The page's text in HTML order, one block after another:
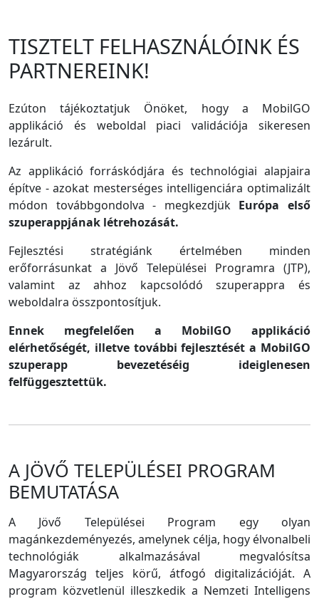
TISZTELT FELHASZNÁLÓINK ÉS
PARTNEREINK!
Ezúton tájékoztatjuk Önöket, hogy a MobilGO
applikáció és weboldal piaci validációja sikeresen
lezárult.
Az applikáció forráskódjára és technológiai alapjaira
építve - azokat mesterséges intelligenciára optimalizált
módon továbbgondolva - megkezdjük Európa első
szuperappjának létrehozását.
Fejlesztési stratégiánk értelmében minden
erőforrásunkat a Jövő Települései Programra (JTP),
valamint az ahhoz kapcsolódó szuperappra és
weboldalra összpontosítjuk.
Ennek megfelelően a MobilGO applikáció
elérhetőségét, illetve további fejlesztését a MobilGO
szuperapp bevezetéséig ideiglenesen
felfüggesztettük.
A JÖVŐ TELEPÜLÉSEI PROGRAM
BEMUTATÁSA
A Jövő Települései Program egy olyan
magánkezdeményezés, amelynek célja, hogy élvonalbeli
technológiák alkalmazásával megvalósítsa
Magyarország teljes körű, átfogó digitalizációját. A
program közvetlenül illeszkedik a Nemzeti Intelligens